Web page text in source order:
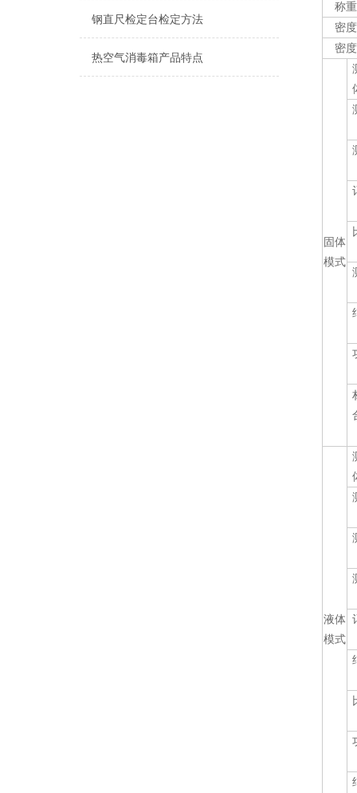
钢直尺检定台检定方法
热空气消毒箱产品特点
称
密
密
固体
模式
液体
模式